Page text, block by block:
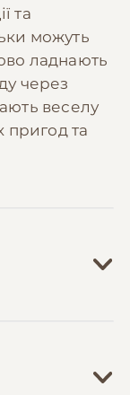
та
можуть
ладнають
через
веселу
пригод та